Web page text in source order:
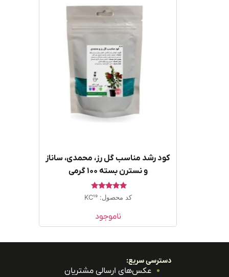
کود رشد مناسب گل رز، محمدی، ساناز
و نسترن بسته ۱۰۰ گرمی
امتیاز
5.00
کد محصول: KC19
ناموجود
دسترسی سریع:
عکس‌های ارسالی مشتریان